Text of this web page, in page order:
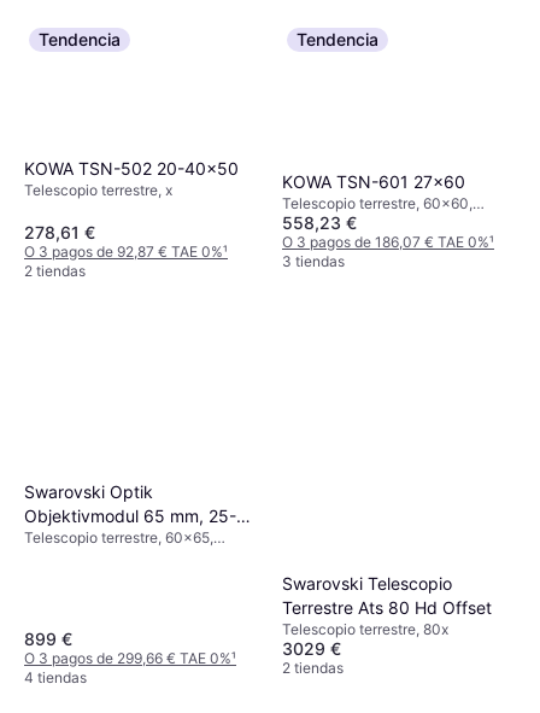
Tendencia
KOWA TSN-502 20-40x50
Telescopio terrestre, x
278,61 €
O 3 pagos de 92,87 € TAE 0%¹
2 tiendas
Tendencia
KOWA TSN-601 27x60
Telescopio terrestre, 60x60,
Totalmente Multicapa
558,23 €
O 3 pagos de 186,07 € TAE 0%¹
3 tiendas
Swarovski Optik
Objektivmodul 65 mm, 25-
60x
Telescopio terrestre, 60x65,
899 €
O 3 pagos de 299,66 € TAE 0%¹
4 tiendas
Swarovski Telescopio
Terrestre Ats 80 Hd Offset
Telescopio terrestre, 80x
3029 €
2 tiendas